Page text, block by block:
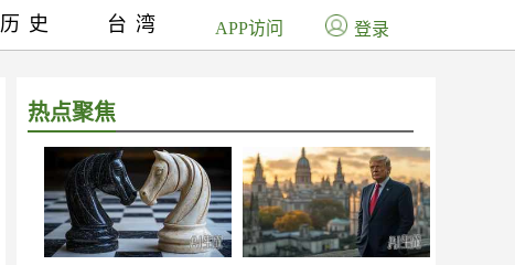
热点聚焦
历史 台湾 APP访问 登录